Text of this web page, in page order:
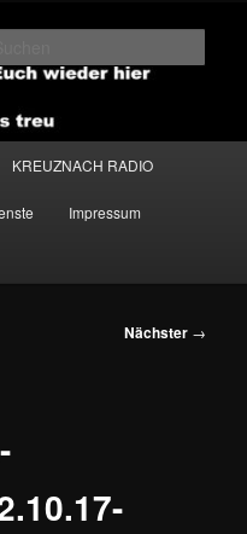
KREUZNACH RADIO
Impressum
Nächster →